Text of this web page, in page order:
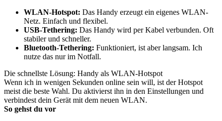
WLAN-Hotspot: Das Handy erzeugt ein eigenes WLAN-
Netz. Einfach und flexibel.
USB-Tethering: Das Handy wird per Kabel verbunden. Oft
stabiler und schneller.
Bluetooth-Tethering: Funktioniert, ist aber langsam. Ich
nutze das nur im Notfall.
Die schnellste Lösung: Handy als WLAN-Hotspot
Wenn ich in wenigen Sekunden online sein will, ist der Hotspot
meist die beste Wahl. Du aktivierst ihn in den Einstellungen und
verbindest dein Gerät mit dem neuen WLAN.
So gehst du vor